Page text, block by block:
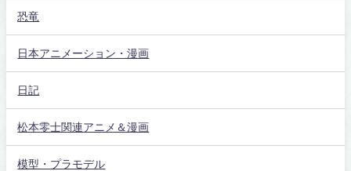
恐竜
日本アニメーション・漫画
日記
松本零士関連アニメ＆漫画
模型・プラモデル